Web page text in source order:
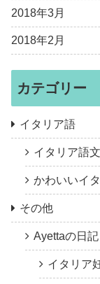
2018年3月
2018年2月
カテゴリー
イタリア語
イタリア語
かわいいイ
その他
Ayettaの日記
イタリア